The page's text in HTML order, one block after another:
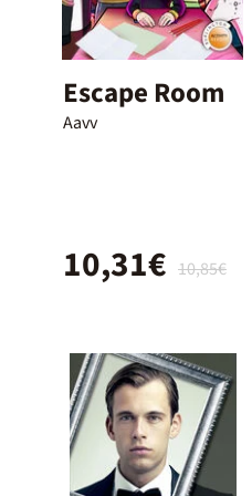
Escape Room
Aavv
10,85€
10,31€